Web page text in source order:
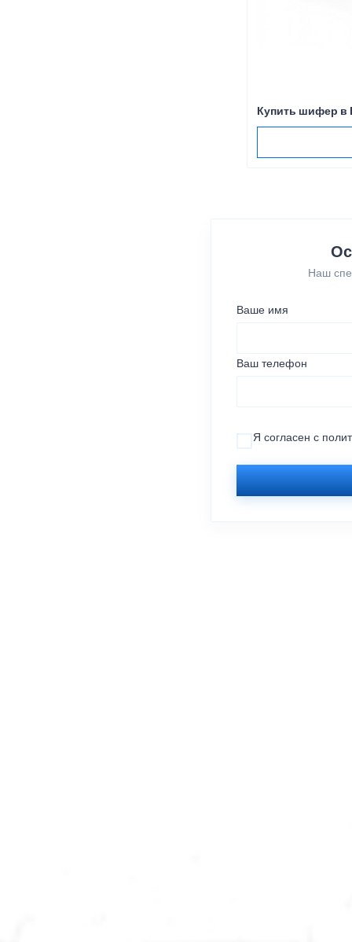
Купить шифер в
Наш
Ваше имя
Ваш телефон
Я согласен с